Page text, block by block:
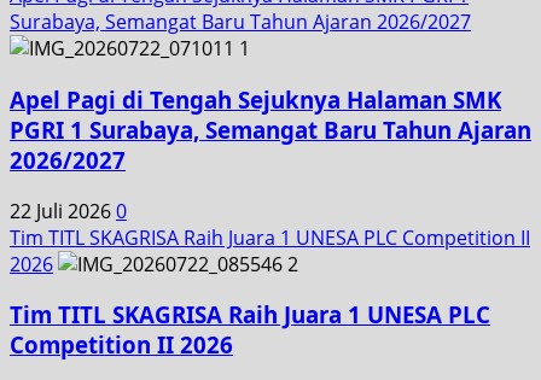
Surabaya, Semangat Baru Tahun Ajaran 2026/2027
1
Apel Pagi di Tengah Sejuknya Halaman SMK
PGRI 1 Surabaya, Semangat Baru Tahun Ajaran
2026/2027
22 Juli 20260
Tim TITL SKAGRISA Raih Juara 1 UNESA PLC Competition II
2026
2
Tim TITL SKAGRISA Raih Juara 1 UNESA PLC
Competition II 2026